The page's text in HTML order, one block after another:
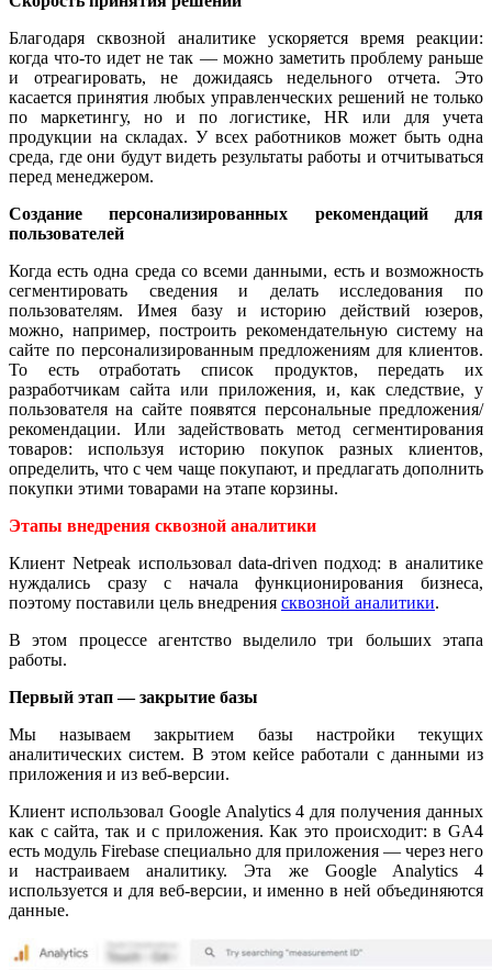
Благодаря сквозной аналитике ускоряется время реакции:
когда что-то идет не так — можно заметить проблему раньше
и отреагировать, не дожидаясь недельного отчета. Это
касается принятия любых управленческих решений не только
по маркетингу, но и по логистике, HR или для учета
продукции на складах. У всех работников может быть одна
среда, где они будут видеть результаты работы и отчитываться
перед менеджером.
Создание персонализированных рекомендаций для
пользователей
Когда есть одна среда со всеми данными, есть и возможность
сегментировать сведения и делать исследования по
пользователям. Имея базу и историю действий юзеров,
можно, например, построить рекомендательную систему на
сайте по персонализированным предложениям для клиентов.
То есть отработать список продуктов, передать их
разработчикам сайта или приложения, и, как следствие, у
пользователя на сайте появятся персональные предложения/
рекомендации. Или задействовать метод сегментирования
товаров: используя историю покупок разных клиентов,
определить, что с чем чаще покупают, и предлагать дополнить
покупки этими товарами на этапе корзины.
Этапы внедрения сквозной аналитики
Клиент Netpeak использовал data-driven подход: в аналитике
нуждались сразу с начала функционирования бизнеса,
поэтому поставили цель внедрения сквозной аналитики.
В этом процессе агентство выделило три больших этапа
работы.
Первый этап — закрытие базы
Мы называем закрытием базы настройки текущих
аналитических систем. В этом кейсе работали с данными из
приложения и из веб-версии.
Клиент использовал Google Analytics 4 для получения данных
как с сайта, так и с приложения. Как это происходит: в GA4
есть модуль Firebase специально для приложения — через него
и настраиваем аналитику. Эта же Google Analytics 4
используется и для веб-версии, и именно в ней объединяются
данные.